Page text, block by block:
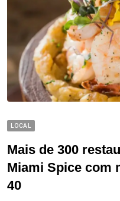
LOCAL
Mais de 300
Miami Spice com
40